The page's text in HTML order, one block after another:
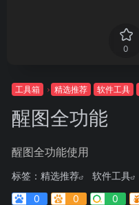
0
工具箱 精选推荐 软件工具
醒图全功能
醒图全功能使用
标签： 精选推荐 软件工具
0
0 0